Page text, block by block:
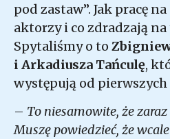
pod zastaw”. Jak pracę
aktorzy i co zdradzają na
Spytaliśmy o to
i Arkadiusza Tańculę,
występują od
– To niesamowite, że
Muszę powiedzieć, że